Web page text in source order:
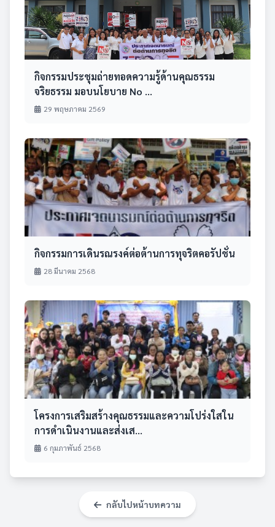
กิจกรรมประชุมถ่ายทอดความรู้ด้านคุณธรรม
จริยธรรม มอบนโยบาย No ...
29 พฤษภาคม 2569
กิจกรรมการเดินรณรงค์ต่อต้านการทุจริตคอรัปชั่น
28 มีนาคม 2568
โครงการเสริมสร้างคุณธรรมและความโปร่งใสใน
การดำเนินงานและส่งเส...
6 กุมภาพันธ์ 2568
กลับไปหน้าบทความ